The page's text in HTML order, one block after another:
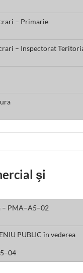
– Primarie
– Inspectorat
şi
– PMA–A5–02
PUBLIC în vederea